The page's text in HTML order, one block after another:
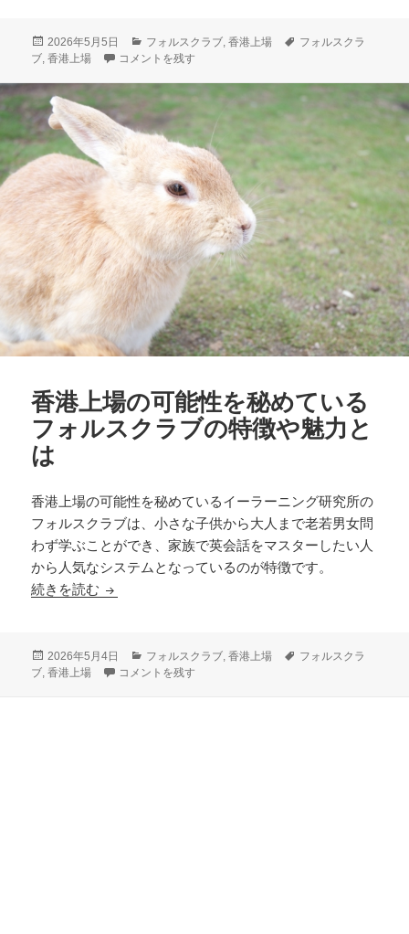
投
稿
2026年5月5日
カ
テ
フォルスクラブ,香港上場
タ
フォルスクラ
ブ,香港上場 香港上場の可能性を秘めているフォルスクラブは高水準で
コメントを残す
香港上場の可能性を秘めている
フォルスクラブの特徴や魅力と
は
香港上場の可能性を秘めているイーラーニング研究所の
フォルスクラブは、小さな子供から大人まで老若男女問
わず学ぶことができ、家族で英会話をマスターしたい人
から人気なシステムとなっているのが特徴です。
続きを読む 香港上場の可能性を秘めているフォルスクラブ
投
稿
2026年5月4日
カ
テ
フォルスクラブ,香港上場
タ
フォルスクラ
ブ,香港上場 香港上場の可能性を秘めているフォルスクラブの特徴や魅
コメントを残す